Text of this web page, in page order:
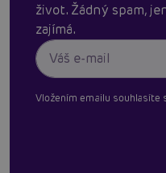
život. Žádný spam,
zajímá.
Vložením emailu souhlasíte